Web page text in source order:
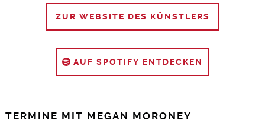
ZUR WEBSITE DES KÜNSTLERS
AUF SPOTIFY ENTDECKEN
TERMINE MIT MEGAN MORONEY